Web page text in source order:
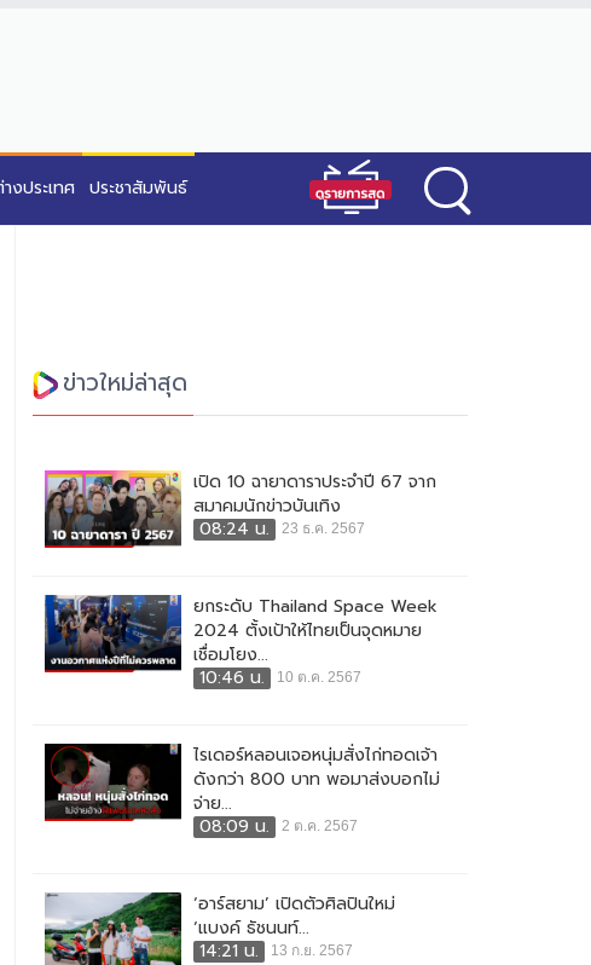
งประเทศ ประชาสัมพันธ์
ข่าวใหม่ล่าสุด
เปิด 10 ฉายาดาราประจำปี 67 จาก
สมาคมนักข่าวบันเทิง
08:24 น.
23 ธ.ค. 2567
ยกระดับ Thailand Space Week
2024 ตั้งเป้าให้ไทยเป็นจุดหมาย
เชื่อมโยง...
10:46 น.
10 ต.ค. 2567
ไรเดอร์หลอนเจอหนุ่มสั่งไก่ทอดเจ้า
ดังกว่า 800 บาท พอมาส่งบอกไม่
จ่าย...
08:09 น.
2 ต.ค. 2567
‘อาร์สยาม’ เปิดตัวศิลปินใหม่
‘แบงค์ ธัชนนท์...
14:21 น.
13 ก.ย. 2567